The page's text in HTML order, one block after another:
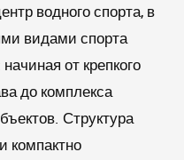
водного спорта, в
видами спорта
от крепкого
до комплекса
Структура
компактно